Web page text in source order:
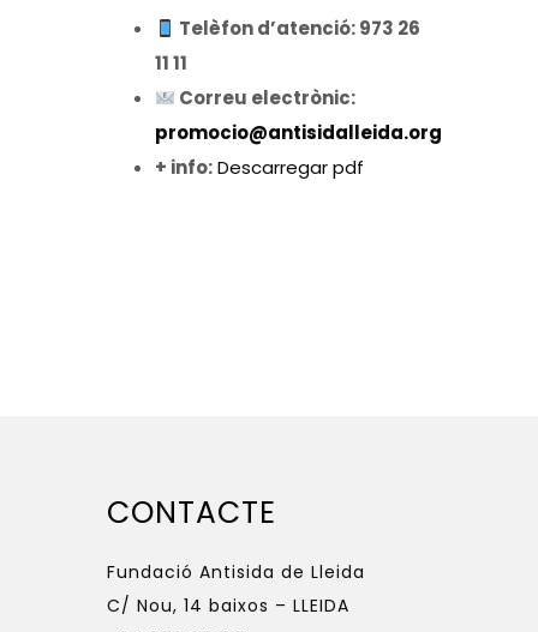
Telèfon d’atenció: 973 26
11 11
Correu electrònic:
promocio@antisidalleida.org
+ info:Descarregar pdf
CONTACTE
Fundació Antisida de Lleida
C/ Nou, 14 baixos – LLEIDA